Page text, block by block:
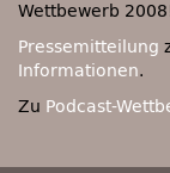
Wettbewerb
Pressemitteilung
Informationen.
Zu Podcast-